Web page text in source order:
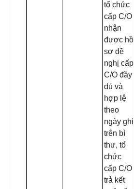
tổ chức
cấp C/O
nhận
được hồ
sơ đề
nghị cấp
C/O đầy
đủ và
hợp lệ
theo
ngày ghi
trên bì
thư, tổ
chức
cấp C/O
trả kết